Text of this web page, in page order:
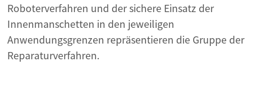
Roboterverfahren und der sichere Einsatz der
Innenmanschetten in den jeweiligen
Anwendungsgrenzen repräsentieren die Gruppe der
Reparaturverfahren.